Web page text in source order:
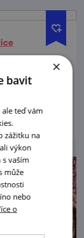
×
bavit
teď vám
zážitku na
výkon
s vaším
může
nebo
o